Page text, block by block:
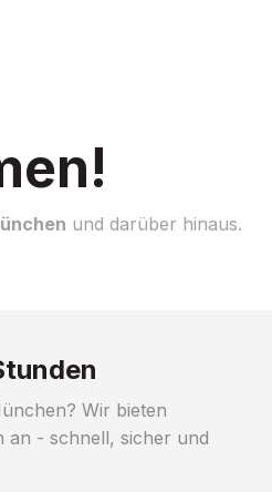
und darüber hinaus.
Wir bieten
an - schnell, sicher und